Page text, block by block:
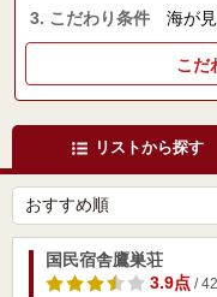
3. こだわり条件 海が
こだ
リストから探す
国民宿舎鷹巣荘
3.9点/